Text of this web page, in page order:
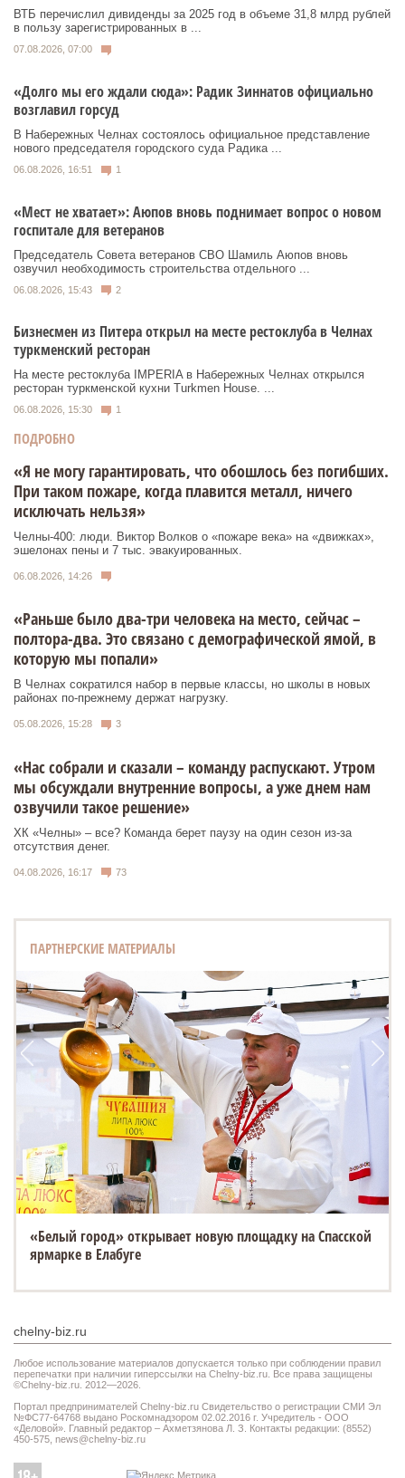
ВТБ перечислил дивиденды за 2025 год в объеме 31,8 млрд рублей
в пользу зарегистрированных в ...
07.08.2026, 07:00
«Долго мы его ждали сюда»: Радик Зиннатов официально
возглавил горсуд
В Набережных Челнах состоялось официальное представление
нового председателя городского суда Радика ...
06.08.2026, 16:51 1
«Мест не хватает»: Аюпов вновь поднимает вопрос о новом
госпитале для ветеранов
Председатель Совета ветеранов СВО Шамиль Аюпов вновь
озвучил необходимость строительства отдельного ...
06.08.2026, 15:43 2
Бизнесмен из Питера открыл на месте рестоклуба в Челнах
туркменский ресторан
На месте рестоклуба IMPERIA в Набережных Челнах открылся
ресторан туркменской кухни Turkmen House. ...
06.08.2026, 15:30 1
ПОДРОБНО
«Я не могу гарантировать, что обошлось без погибших.
При таком пожаре, когда плавится металл, ничего
исключать нельзя»
Челны-400: люди. Виктор Волков о «пожаре века» на «движках»,
эшелонах пены и 7 тыс. эвакуированных.
06.08.2026, 14:26
«Раньше было два-три человека на место, сейчас –
полтора-два. Это связано с демографической ямой, в
которую мы попали»
В Челнах сократился набор в первые классы, но школы в новых
районах по-прежнему держат нагрузку.
05.08.2026, 15:28 3
«Нас собрали и сказали – команду распускают. Утром
мы обсуждали внутренние вопросы, а уже днем нам
озвучили такое решение»
ХК «Челны» – все? Команда берет паузу на один сезон из-за
отсутствия денег.
04.08.2026, 16:17 73
ПАРТНЕРСКИЕ МАТЕРИАЛЫ
«Белый город» открывает новую площадку на Спасской
ярмарке в Елабуге
chelny-biz.ru
Любое использование материалов допускается только при соблюдении правил
перепечатки при наличии гиперссылки на Chelny-biz.ru. Все права защищены
©Chelny-biz.ru. 2012—2026.
Портал предпринимателей Chelny-biz.ru Свидетельство о регистрации СМИ Эл
№ФС77-64768 выдано Роскомнадзором 02.02.2016 г. Учредитель - ООО
«Деловой». Главный редактор – Ахметзянова Л. З. Контакты редакции: (8552)
450-575, news@chelny-biz.ru